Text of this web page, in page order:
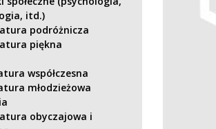
itd.)
podróżnicza
piękna
współczesna
młodzieżowa
obyczajowa i